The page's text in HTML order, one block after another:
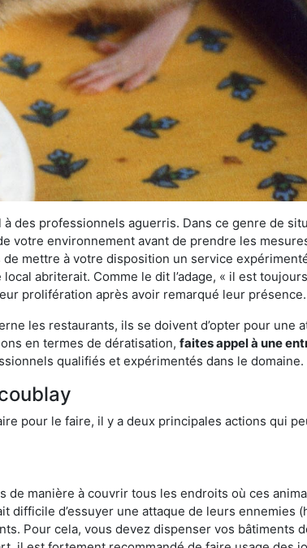
des professionnels aguerris. Dans ce genre de
votre environnement avant de prendre les
mettre à votre disposition un service
abriterait. Comme le dit l’adage, « il est
prolifération après avoir remarqué leur présence.
les restaurants, ils se doivent d’opter pour une
en termes de dératisation, faites appel à une
qualifiés et expérimentés dans le domaine.
pour le faire, il y a deux principales actions qui
manière à couvrir tous les endroits où ces
d’essuyer une attaque de leurs ennemies
Pour cela, vous devez dispenser vos bâtiments